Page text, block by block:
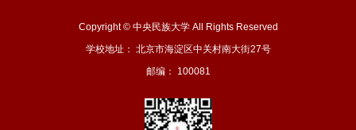
Copyright © 中央民族大学 All Rights Reserved
学校地址： 北京市海淀区中关村南大街27号
邮编： 100081